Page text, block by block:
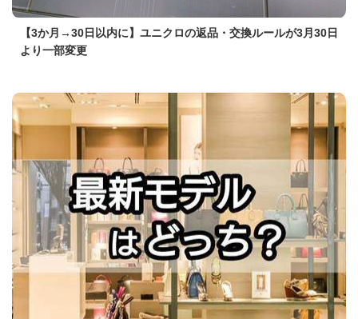
【3か月→30日以内に】ユニクロの返品・交換ルールが3月30日
より一部変更